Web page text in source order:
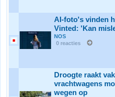
AI-foto's vinden
Vinted: 'Kan
NOS
0 reacties
Droogte raakt
vrachtwagens
wegen op